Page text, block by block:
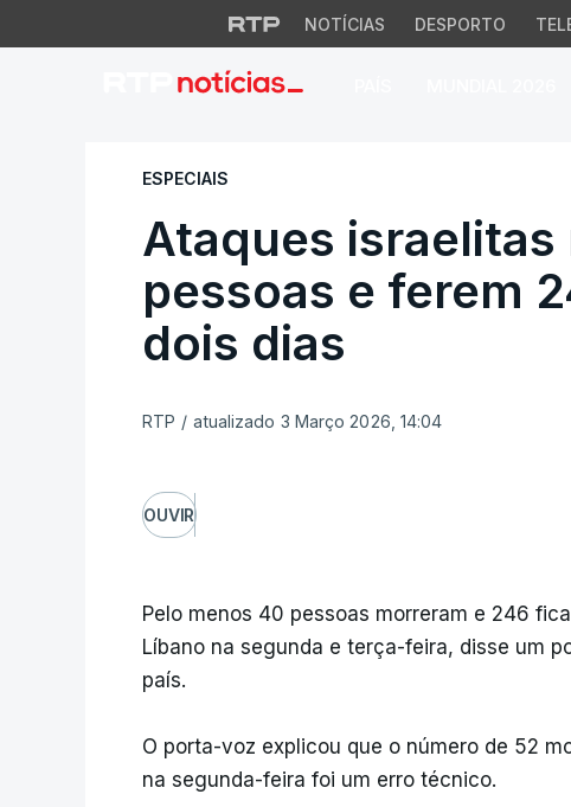
NOTÍCIAS DESPORTO
Ataques israelitas
ESPECIAIS
Ataques israelitas
pessoas e ferem
dois dias
RTP / atualizado 3 Março 2026, 14:04
OUVIR
Pelo menos 40 pessoas morreram e 246
Líbano na segunda e terça-feira, disse um
país.
O porta-voz explicou que o número de 52
na segunda-feira foi um erro técnico.